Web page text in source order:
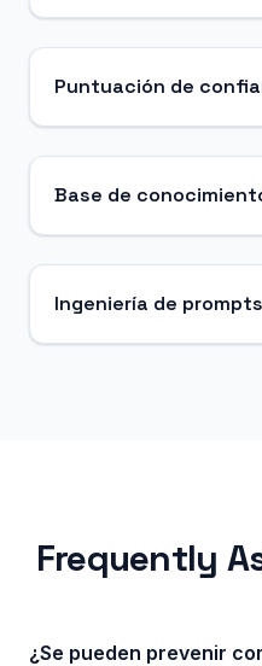
Puntuación de
Base de
Ingeniería de prompts
Frequently
¿Se pueden prevenir